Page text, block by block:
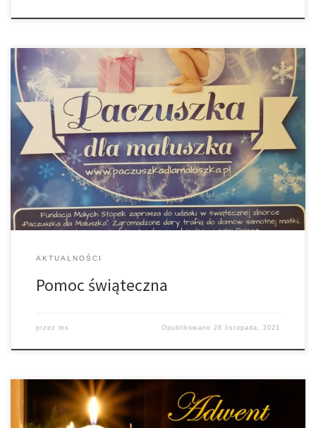
Zachęcamy do nabywania w przedsionku kościoła świec na stół
wigilijny: małe w cenie od 7 zł., a duże od 20 zł. Ofiary składane
przy tej okazji są przeznaczone na cele charytatywne. W sklepie
Hitpol można składać do przygotowanych, oznaczonych logiem
Caritas koszyków artykuły żywnościowe, które zostaną przed
świętami przekazane przez […]
AKTUALNOŚCI
Pomoc świąteczna
przez ms Opublikowano 28 listopada, 2021